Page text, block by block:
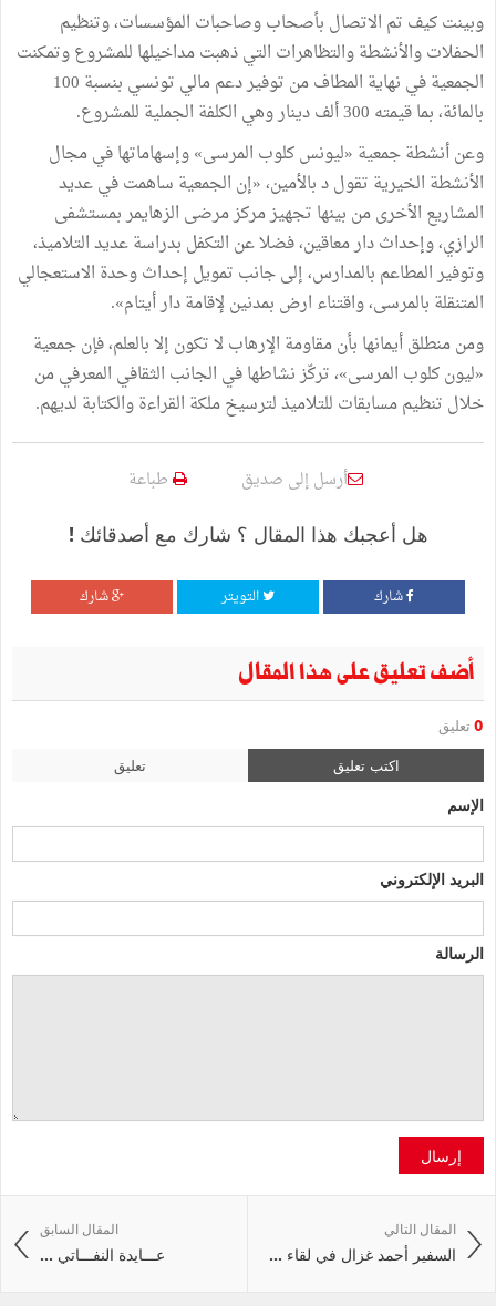
وبينتكيف تم الاتصال بأصحابوصاحبات المؤسسات،وتنظيم
الحفلاتوالأنشطةوالتظاهرات التيذهبتمداخيلها للمشروعوتمكنت
الجمعيةفي نهاية المطافمن توفيردعممالي تونسي بنسبة 100
بالمائة،بماقيمته 300ألفديناروهي الكلفة الجملية للمشروع.
وعنأنشطةجمعية «ليونسكلوب المرسى»وإسهاماتهافيمجال
الأنشطة الخيرية تقولدبالأمين،«إن الجمعية ساهمتفيعديد
المشاريع الأخرىمن بينها تجهيزمركزمرضى الزهايمربمستشفى
الرازي،وإحداثدارمعاقين،فضلاعن التكفل بدراسةعديدالتلاميذ،
وتوفيرالمطاعم بالمدارس،إلىجانب تمويل إحداثوحدة الاستعجالي
المتنقلة بالمرسى،واقتناء ارض بمدنين لإقامةدارأيتام»
.
ومنمنطلقأيمانها بأنمقاومة الإرهاب لاتكون إلابالعلم،فإنجمعية
«ليونكلوب المرسى»،تركّزنشاطهافي الجانب الثقافي المعرفيمن
خلال تنظيممسابقات للتلاميذلترسيخملكة القراءةوالكتابة لديهم.
أرسل إلى صديق طباعة
هل أعجبك هذا المقال ؟ شارك مع أصدقائك !
شارك التويتر شارك
أضف تعليق على هذا المقال
0 تعليق
اكتب تعليق تعليق
الإسم
البريد الإلكتروني
الرسالة
إرسال
المقال السابق
عـــايدة النفـــاتي ...
المقال التالي
السفير أحمد غزال في لقاء ...